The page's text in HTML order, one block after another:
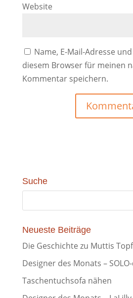
Website
Name, E-Mail-Adresse
diesem Browser für meinen
Kommentar speichern.
Suche
Neueste Beiträge
Die Geschichte zu Muttis
Designer des Monats –
Taschentuchsofa nähen